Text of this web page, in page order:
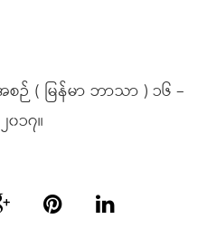
( မြန်မာ ဘာသာ ) ၁၆ –
၀၁၇။